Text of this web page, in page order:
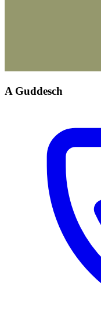
A Guddesch